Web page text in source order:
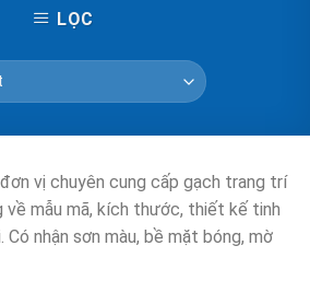
LỌC
vị chuyên cung cấp gạch trang trí
về mẫu mã, kích thước, thiết kế tinh
nhận sơn màu, bề mặt bóng, mờ